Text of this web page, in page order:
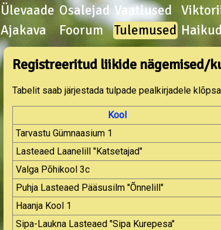
Ülevaade Osalejad Vaatlused
Ajakava
Foorum Tulemused Haikud
Registreeritud liikide nägemised/
Tabelit saab järjestada tulpade pealkirjadele
Kool
Tarvastu Gümnaasium 1
Lasteaed Laanelill "Katsetajad"
Valga Põhikool 3c
Puhja Lasteaed Pääsusilm "Õnnelill"
Haanja Kool 1
Sipa-Laukna Lasteaed "Sipa Kurepesa"